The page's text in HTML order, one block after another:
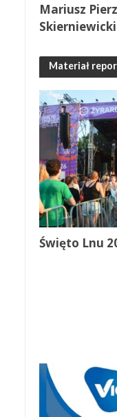
Mariusz
Materiał
Święto Lnu